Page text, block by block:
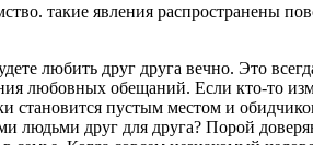
такие явления распространены
любить друг друга вечно. Это
любовных обещаний. Если кто-то
становится пустым местом и
людьми друг для друга? Порой